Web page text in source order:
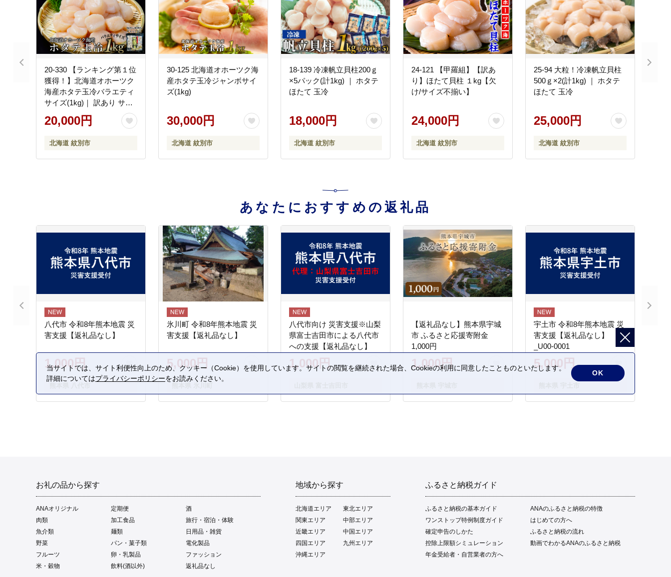
20-330 【ランキング第１位
獲得！】北海道オホーツク
海産ホタテ玉冷バラエティ
サイズ(1kg)｜ 訳あり サイ
20,000円
北海道 紋別市
30-125 北海道オホーツク海
産ホタテ玉冷ジャンボサイ
ズ(1kg)
30,000円
北海道 紋別市
18-139 冷凍帆立貝柱200ｇ
×5パック(計1kg) ｜ ホタテ
ほたて 玉冷
18,000円
北海道 紋別市
24-121 【甲羅組】【訳あ
り】ほたて貝柱 １kg【欠
け/サイズ不揃い】
24,000円
北海道 紋別市
25-94 大粒！冷凍帆立貝柱
500ｇ×2(計1kg) ｜ ホタテ
ほたて 玉冷
25,000円
北海道 紋別市
あなたにおすすめの返礼品
八代市 令和8年熊本地震 災
害支援【返礼品なし】
1,000円
氷川町 令和8年熊本地震 災
害支援【返礼品なし】
5,000円
八代市向け 災害支援※山梨
県富士吉田市による八代市
への支援【返礼品なし】
1,000円
【返礼品なし】熊本県宇城
市 ふるさと応援寄附金
1,000円
1,000円
宇土市 令和8年熊本地震 災
害支援【返礼品なし】
_U00-0001
5,000円
お礼の品から探す
ANAオリジナル 定期便
酒
肉類
加工食品
旅行・宿泊・体験
魚介類
麺類
日用品・雑貨
野菜
パン・菓子類
電化製品
フルーツ
卵・乳製品
ファッション
米・穀物
飲料(酒以外) 返礼品なし
地域から探す
北海道エリア
東北エリア
関東エリア
中部エリア
近畿エリア
中国エリア
四国エリア
九州エリア
沖縄エリア
ふるさと納税ガイド
ふるさと納税の基本ガイド
ANAのふるさと納税の特徴
ワンストップ特例制度ガイド
はじめての方へ
確定申告のしかた
ふるさと納税の流れ
控除上限額シミュレーション
動画でわかるANAのふるさと納税
年金受給者・自営業者の方へ
当サイトでは、サイト利便性向上のため、クッキー（Cookie）を使用しています。サイトの閲覧を継続された場合、Cookieの利用に同意したことものといたします。
詳細についてはプライバシーポリシーをお読みください。
OK